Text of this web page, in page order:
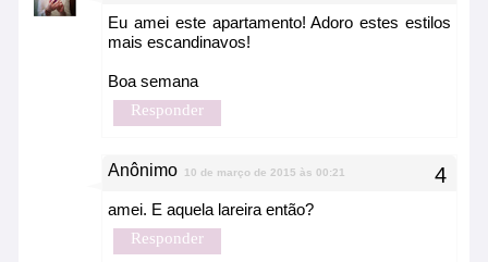
Eu amei este apartamento! Adoro estes estilos
mais escandinavos!
Boa semana
Responder
Anônimo 10 de março de 2015 às 00:21
amei. E aquela lareira então?
Responder